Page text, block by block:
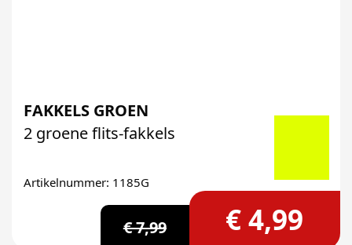
FAKKELS GROEN
2 groene flits-fakkels
Artikelnummer: 1185G
€ 7,99 € 4,99